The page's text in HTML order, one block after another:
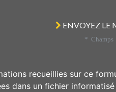
ENVOYEZ LE
* Champs
recueillies sur ce
dans un fichier